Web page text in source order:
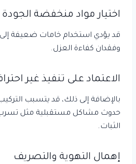
اختيار مواد منخفضة الجودة
قد يؤدي استخدام خامات ضعيفة
وفقدان كفاءة العزل.
الاعتماد على تنفيذ غير
بالإضافة إلى ذلك، قد يتسبب
حدوث مشاكل مستقبلية مثل
الثبات.
إهمال التهوية والتصريف